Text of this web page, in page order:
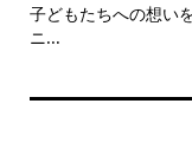
子どもたちへの想い
ニ...